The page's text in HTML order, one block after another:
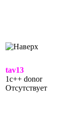
tav13
1c++ donor
Отсутствует